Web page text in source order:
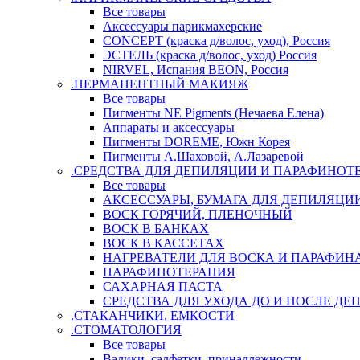
Все товары
Аксессуары парикмахерские
CONCEPT (краска д/волос, уход), Россия
ЭСТЕЛЬ (краска д/волос, уход) Россия
NIRVEL, Испания BEON, Россия
.ПЕРМАНЕНТНЫЙ МАКИЯЖ
Все товары
Пигменты NE Pigments (Нечаева Елена)
Аппараты и аксессуары
Пигменты DOREME, Южн Корея
Пигменты А.Шаховой, А.Лазаревой
.СРЕДСТВА ДЛЯ ДЕПИЛЯЦИИ И
Все товары
АКСЕССУАРЫ, БУМАГА ДЛЯ
ВОСК ГОРЯЧИЙ, ПЛЕНОЧНЫЙ
ВОСК В БАНКАХ
ВОСК В КАССЕТАХ
НАГРЕВАТЕЛИ ДЛЯ ВОСКА И
ПАРАФИНОТЕРАПИЯ
САХАРНАЯ ПАСТА
СРЕДСТВА ДЛЯ УХОДА ДО И ПОСЛЕ
.СТАКАНЧИКИ, ЕМКОСТИ
.СТОМАТОЛОГИЯ
Все товары